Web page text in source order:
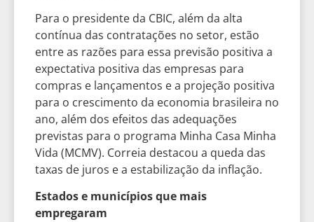
Para o presidente da CBIC, além da alta
contínua das contratações no setor, estão
entre as razões para essa previsão positiva a
expectativa positiva das empresas para
compras e lançamentos e a projeção positiva
para o crescimento da economia brasileira no
ano, além dos efeitos das adequações
previstas para o programa Minha Casa Minha
Vida (MCMV). Correia destacou a queda das
taxas de juros e a estabilização da inflação.
Estados e municípios que mais
empregaram